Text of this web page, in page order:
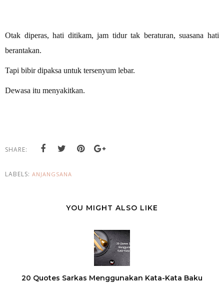
Otak diperas, hati ditikam, jam tidur tak beraturan, suasana hati
berantakan.
Tapi bibir dipaksa untuk tersenyum lebar.
Dewasa itu menyakitkan.
SHARE:
LABELS: ANJANGSANA
YOU MIGHT ALSO LIKE
20 Quotes Sarkas Menggunakan Kata-Kata Baku